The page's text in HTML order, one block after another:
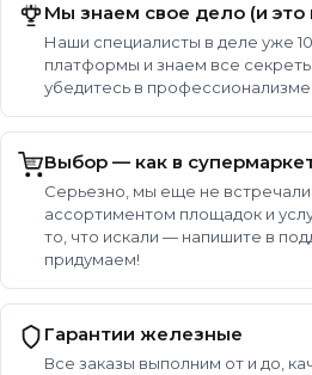
Мы знаем свое дело (и это
Наши специалисты в деле уже
платформы и знаем все
убедитесь в профессионализме
Выбор — как в
Серьезно, мы еще не встречали
ассортиментом площадок и
то, что искали — напишите в
придумаем!
Гарантии железные
Все заказы выполним от и до,